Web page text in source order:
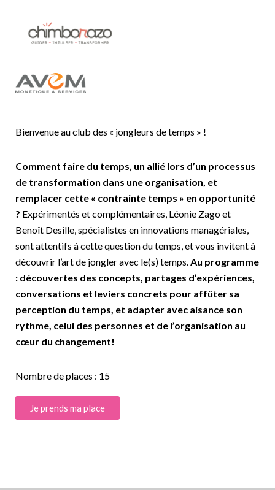
Bienvenue au club des « jongleurs de temps » !
Comment faire du temps, un allié lors d’un processus
de transformation dans une organisation, et
remplacer cette « contrainte temps » en opportunité
? Expérimentés et complémentaires, Léonie Zago et
Benoît Desille, spécialistes en innovations managériales,
sont attentifs à cette question du temps, et vous invitent à
découvrir l’art de jongler avec le(s) temps.Au programme
: découvertes des concepts, partages d’expériences,
conversations et leviers concrets pour affûter sa
perception du temps, et adapter avec aisance son
rythme, celui des personnes et de l’organisation au
cœur du changement!
Nombre de places : 15
Je prends ma place